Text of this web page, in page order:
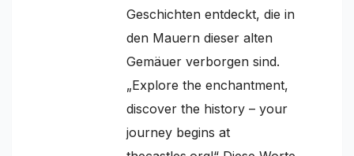
Geschichten entdeckt, die in
den Mauern dieser alten
Gemäuer verborgen sind.
„Explore the enchantment,
discover the history – your
journey begins at